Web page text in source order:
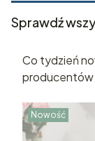
Sprawdź
Co tydzień
producentów
Nowość